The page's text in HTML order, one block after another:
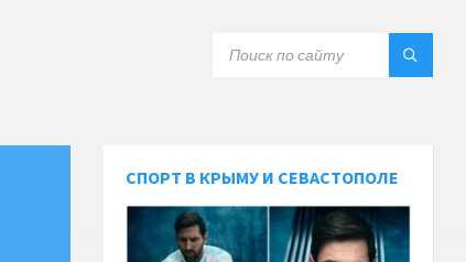
СПОРТ В КРЫМУ И СЕВАСТОПОЛЕ